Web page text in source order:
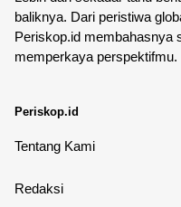
baliknya. Dari peristiwa
Periskop.id membahasnya
memperkaya perspektifmu.
Periskop.id
Tentang Kami
Redaksi